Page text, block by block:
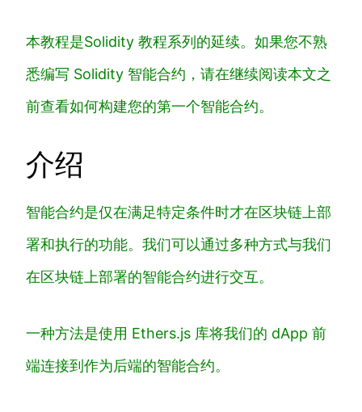
本教程是Solidity 教程系列的延续。如果您不熟
悉编写 Solidity 智能合约，请在继续阅读本文之
前查看如何构建您的第一个智能合约。
介绍
智能合约是仅在满足特定条件时才在区块链上部
署和执行的功能。我们可以通过多种方式与我们
在区块链上部署的智能合约进行交互。
一种方法是使用 Ethers.js 库将我们的 dApp 前
端连接到作为后端的智能合约。